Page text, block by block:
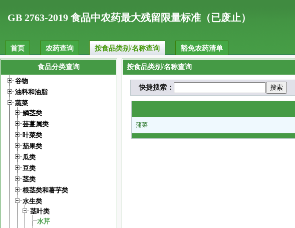
GB 2763-2019 食品中农药最大残留限量标准（已废止）
首页 农药查询 按食品类别/名称查询 豁免农药清单
食品分类查询
谷物
油料和油脂
蔬菜
鳞茎类
芸薹属类
叶菜类
茄果类
瓜类
豆类
茎类
根茎类和薯芋类
水生类
茎叶类
水芹
按食品类别/名称查询
快捷搜索：
蒲菜